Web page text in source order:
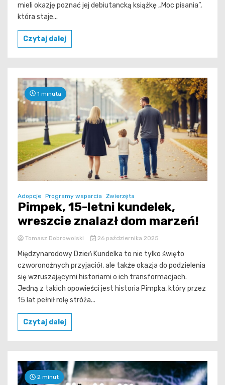
mieli okazję poznać jej debiutancką książkę „Moc pisania”,
która staje...
Czytaj dalej
1 minuta
Adopcje Programy wsparcia Zwierzęta
Pimpek, 15-letni kundelek,
wreszcie znalazł dom marzeń!
Tomasz Dobrowolski 26 października 2025
Międzynarodowy Dzień Kundelka to nie tylko święto
czworonożnych przyjaciół, ale także okazja do podzielenia
się wzruszającymi historiami o ich transformacjach.
Jedną z takich opowieści jest historia Pimpka, który przez
15 lat pełnił rolę stróża...
Czytaj dalej
2 minut